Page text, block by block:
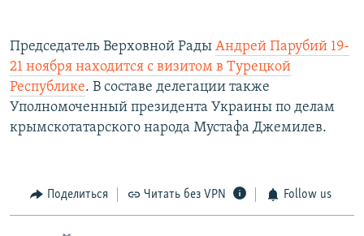
Председатель Верховной Рады Андрей Парубий 19-
21 ноября находится с визитом в Турецкой
Республике. В составе делегации также
Уполномоченный президента Украины по делам
крымскотатарского народа Мустафа Джемилев.
Поделиться Читать без VPN Follow us